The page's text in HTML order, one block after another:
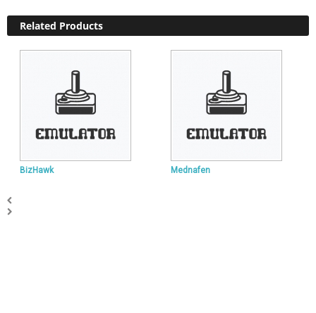
Related Products
BizHawk Mednafen